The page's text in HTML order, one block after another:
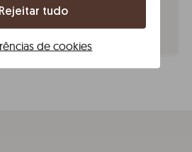
agradável com vistas
rio Douro.
Rejeitar tudo
de cookies